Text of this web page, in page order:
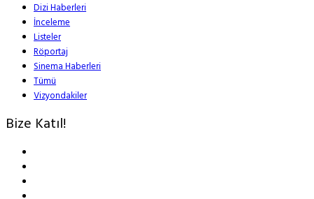
Dizi Haberleri
İnceleme
Listeler
Röportaj
Sinema Haberleri
Tümü
Vizyondakiler
Bize Katıl!